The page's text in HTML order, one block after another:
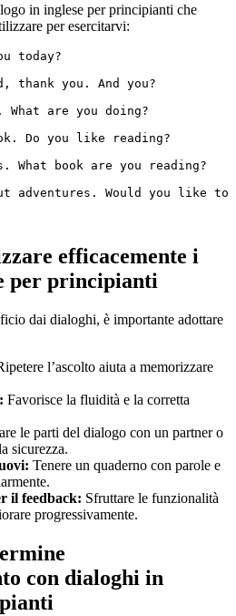
in inglese per principianti che
per esercitarvi:
today?
thank you. And you?
are you doing?
Do you like reading?
What book are you reading?
adventures. Would you like
efficacemente i
per principianti
dai dialoghi, è importante adottare
l’ascolto aiuta a memorizzare
Favorisce la fluidità e la corretta
le parti del dialogo con un partner o
sicurezza.
Tenere un quaderno con parole e
il feedback: Sfruttare le funzionalità
progressivamente.
con dialoghi in